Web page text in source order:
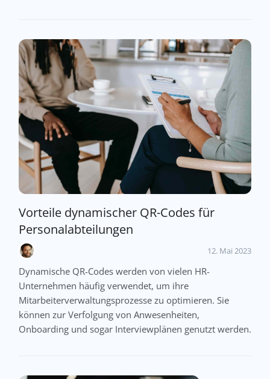
Vorteile dynamischer QR-Codes für
Personalabteilungen
12. Mai 2023
Dynamische QR-Codes werden von vielen HR-
Unternehmen häufig verwendet, um ihre
Mitarbeiterverwaltungsprozesse zu optimieren. Sie
können zur Verfolgung von Anwesenheiten,
Onboarding und sogar Interviewplänen genutzt werden.